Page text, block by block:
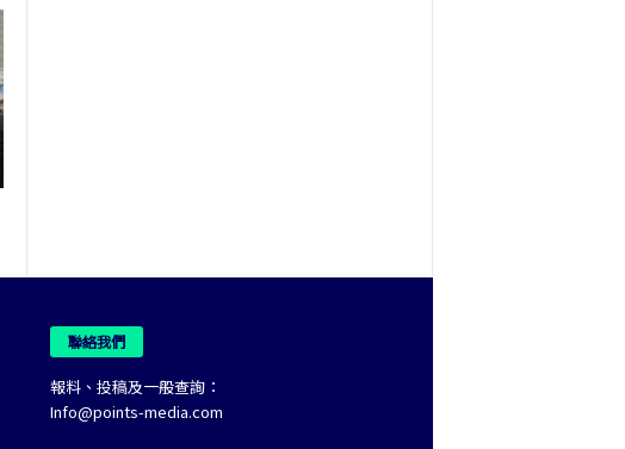
聯絡我們
報料、投稿及一般查詢：
Info@points-media.com